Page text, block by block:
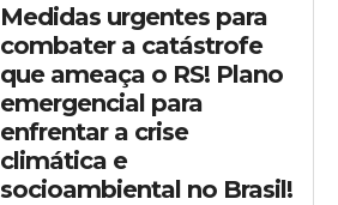
Medidas urgentes para
combater a catástrofe
que ameaça o RS! Plano
emergencial para
enfrentar a crise
climática e
socioambiental no Brasil!